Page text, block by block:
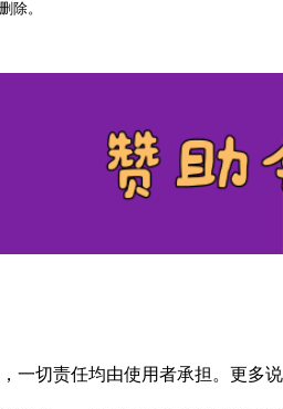
除。
切责任均由使用者承担。更多说